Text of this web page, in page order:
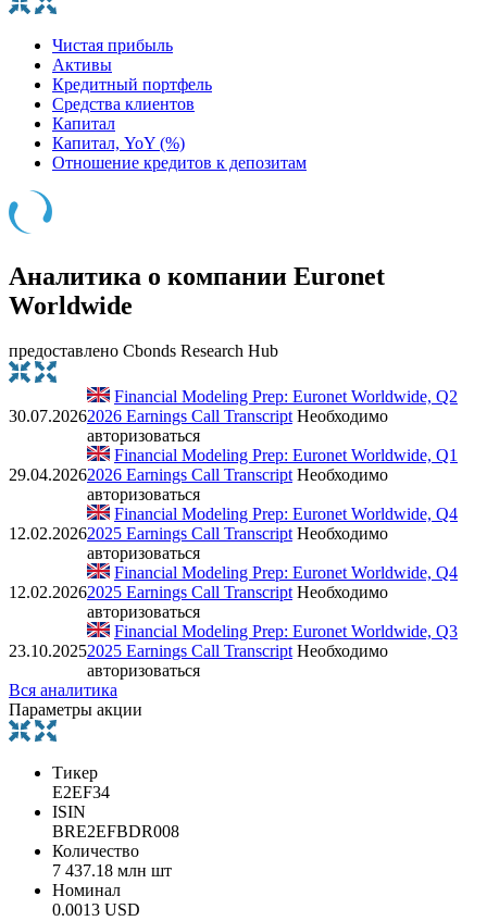
Чистая прибыль
Активы
Кредитный портфель
Средства клиентов
Капитал
Капитал, YoY (%)
Отношение кредитов к депозитам
Аналитика о компании Euronet
Worldwide
предоставлено Cbonds Research Hub
30.07.2026
Financial Modeling Prep: Euronet Worldwide, Q2
2026 Earnings Call Transcript Необходимо
авторизоваться
29.04.2026
Financial Modeling Prep: Euronet Worldwide, Q1
2026 Earnings Call Transcript Необходимо
авторизоваться
12.02.2026
Financial Modeling Prep: Euronet Worldwide, Q4
2025 Earnings Call Transcript Необходимо
авторизоваться
12.02.2026
Financial Modeling Prep: Euronet Worldwide, Q4
2025 Earnings Call Transcript Необходимо
авторизоваться
23.10.2025
Financial Modeling Prep: Euronet Worldwide, Q3
2025 Earnings Call Transcript Необходимо
авторизоваться
Вся аналитика
Параметры акции
Тикер
E2EF34
ISIN
BRE2EFBDR008
Количество
7 437.18 млн шт
Номинал
0.0013 USD